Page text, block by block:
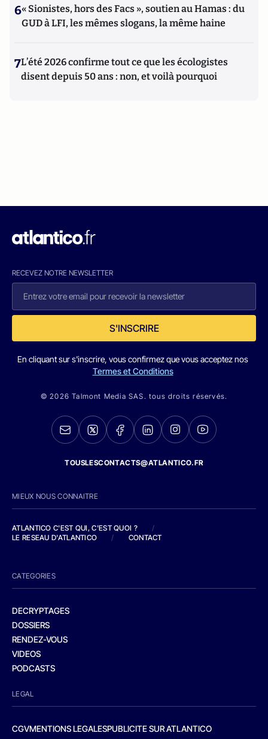
6« Sionistes, hors des Facs », soutien au Hamas : du
GUD à LFI, les mêmes slogans, la même haine
7L’été 2026 confirme tout ce que les écologistes
disent depuis 50 ans : non, et voilà pourquoi
RECEVEZ NOTRE NEWSLETTER
S'INSCRIRE
En cliquant sur s'inscrire, vous confirmez que vous acceptez nos
Termes et Conditions
© 2026 Talmont Media SAS. tous droits réservés.
TOUSLESCONTACTS@ATLANTICO.FR
MIEUX NOUS CONNAITRE
ATLANTICO C'EST QUI, C'EST QUOI ?
/
LE RESEAU D'ATLANTICO
/ CONTACT
CATEGORIES
DECRYPTAGES
DOSSIERS
RENDEZ-VOUS
VIDEOS
PODCASTS
LEGAL
CGVMENTIONS LEGALESPUBLICITE SUR ATLANTICO